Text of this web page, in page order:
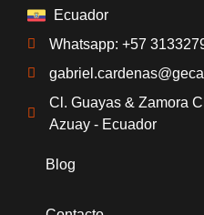
Ecuador
Whatsapp: +57
Cl. Guayas & Zamora
Azuay - Ecuador
Blog